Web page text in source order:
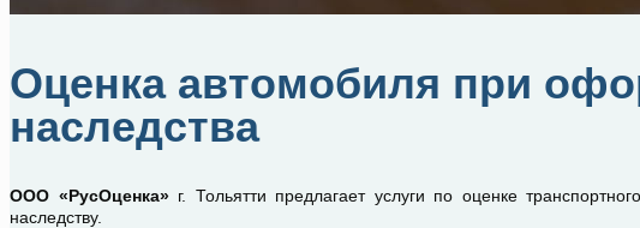
Оценка автомобиля при
наследства
ООО «РусОценка»г. Тольятти предлагает услуги по оценке
наследству.